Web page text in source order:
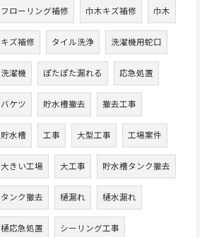
フローリング補修 巾木キズ補修 巾木
キズ補修 タイル洗浄 洗濯機用蛇口
洗濯機 ぽたぽた漏れる 応急処置
バケツ 貯水槽撤去 撤去工事
貯水槽 工事 大型工事 工場案件
大きい工場 大工事 貯水槽タンク撤去
タンク撤去 樋漏れ 樋水漏れ
樋応急処置 シーリング工事